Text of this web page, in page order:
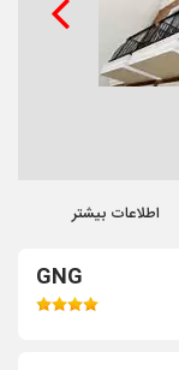
اطلاعات بیشتر
GNG